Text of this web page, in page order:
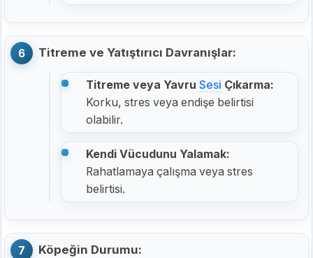
Titreme ve Yatıştırıcı Davranışlar:
Titreme veya Yavru Sesi Çıkarma:
Korku, stres veya endişe belirtisi
olabilir.
Kendi Vücudunu Yalamak:
Rahatlamaya çalışma veya stres
belirtisi.
Köpeğin Durumu: